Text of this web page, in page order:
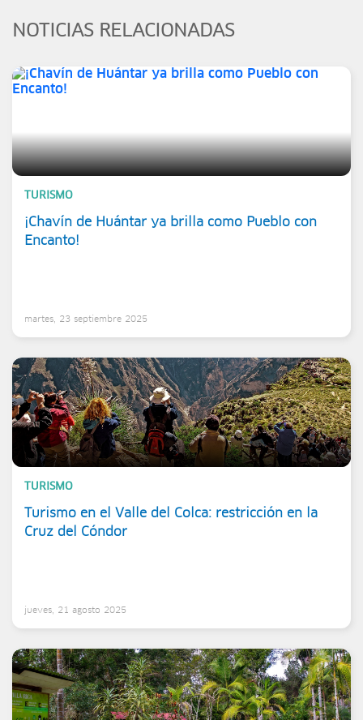
NOTICIAS RELACIONADAS
TURISMO
¡Chavín de Huántar ya brilla como Pueblo con
Encanto!
martes, 23 septiembre 2025
TURISMO
Turismo en el Valle del Colca: restricción en la
Cruz del Cóndor
jueves, 21 agosto 2025